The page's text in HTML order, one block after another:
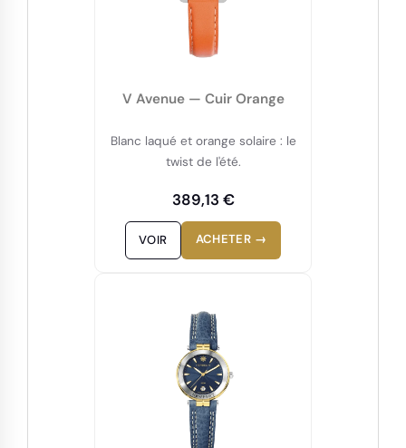
V Avenue — Cuir Orange
Blanc laqué et orange solaire : le
twist de l'été.
389,13 €
VOIR ACHETER →